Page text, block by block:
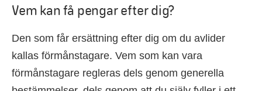
Vem kan få pengar efter dig?
Den som får ersättning efter dig om du avlider
kallas förmånstagare. Vem som kan vara
förmånstagare regleras dels genom generella